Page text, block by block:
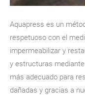
Aquapress es un
respetuoso con el
impermeabilizar y
y estructuras
más adecuado para
dañadas y gracias a